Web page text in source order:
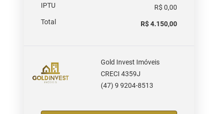
IPTU
R$ 0,00
Total
R$ 4.150,00
Gold Invest Imóveis
CRECI 4359J
(47) 9 9204-8513